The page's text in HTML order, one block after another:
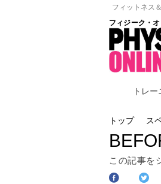
フィットネス
フィジーク・
トレ
トップ ス
この記事を